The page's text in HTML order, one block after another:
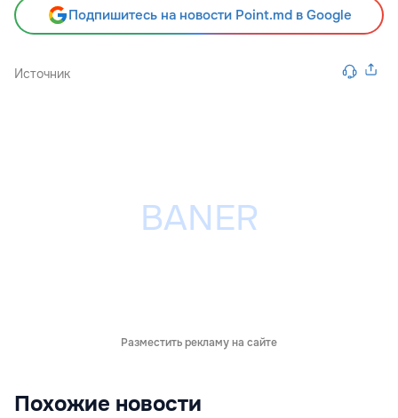
Подпишитесь на новости Point.md в Google
Источник
Разместить рекламу на сайте
Похожие новости